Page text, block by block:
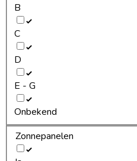
B
C
D
E - G
Onbekend
Zonnepanelen